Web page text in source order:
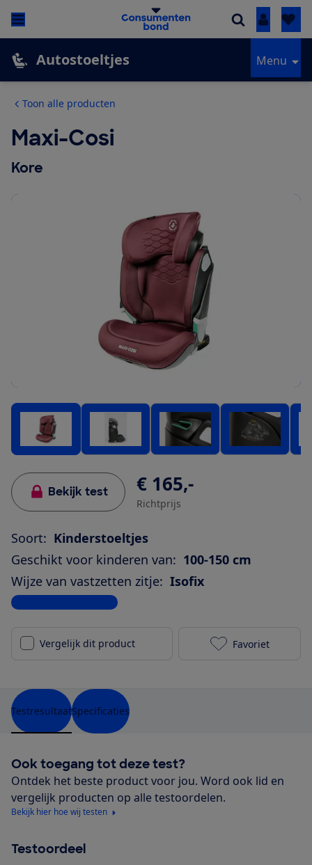
Inloggen
Autostoeltjes Menu
Toon alle producten
Maxi-Cosi
Kore
Bekijk test € 165,-
Richtprijs
Soort: Kinderstoeltjes
Geschikt voor kinderen van: 100-150 cm
Wijze van vastzetten zitje: Isofix
Bekijk alle specificaties
Vergelijk dit product Maxi-Cosi
Favoriet
TestresultaatSpecificaties
Ook toegang tot deze test?
Ontdek het beste product voor jou. Word ook lid en
vergelijk producten op alle testoordelen.
Bekijk hier hoe wij testen
Testoordeel